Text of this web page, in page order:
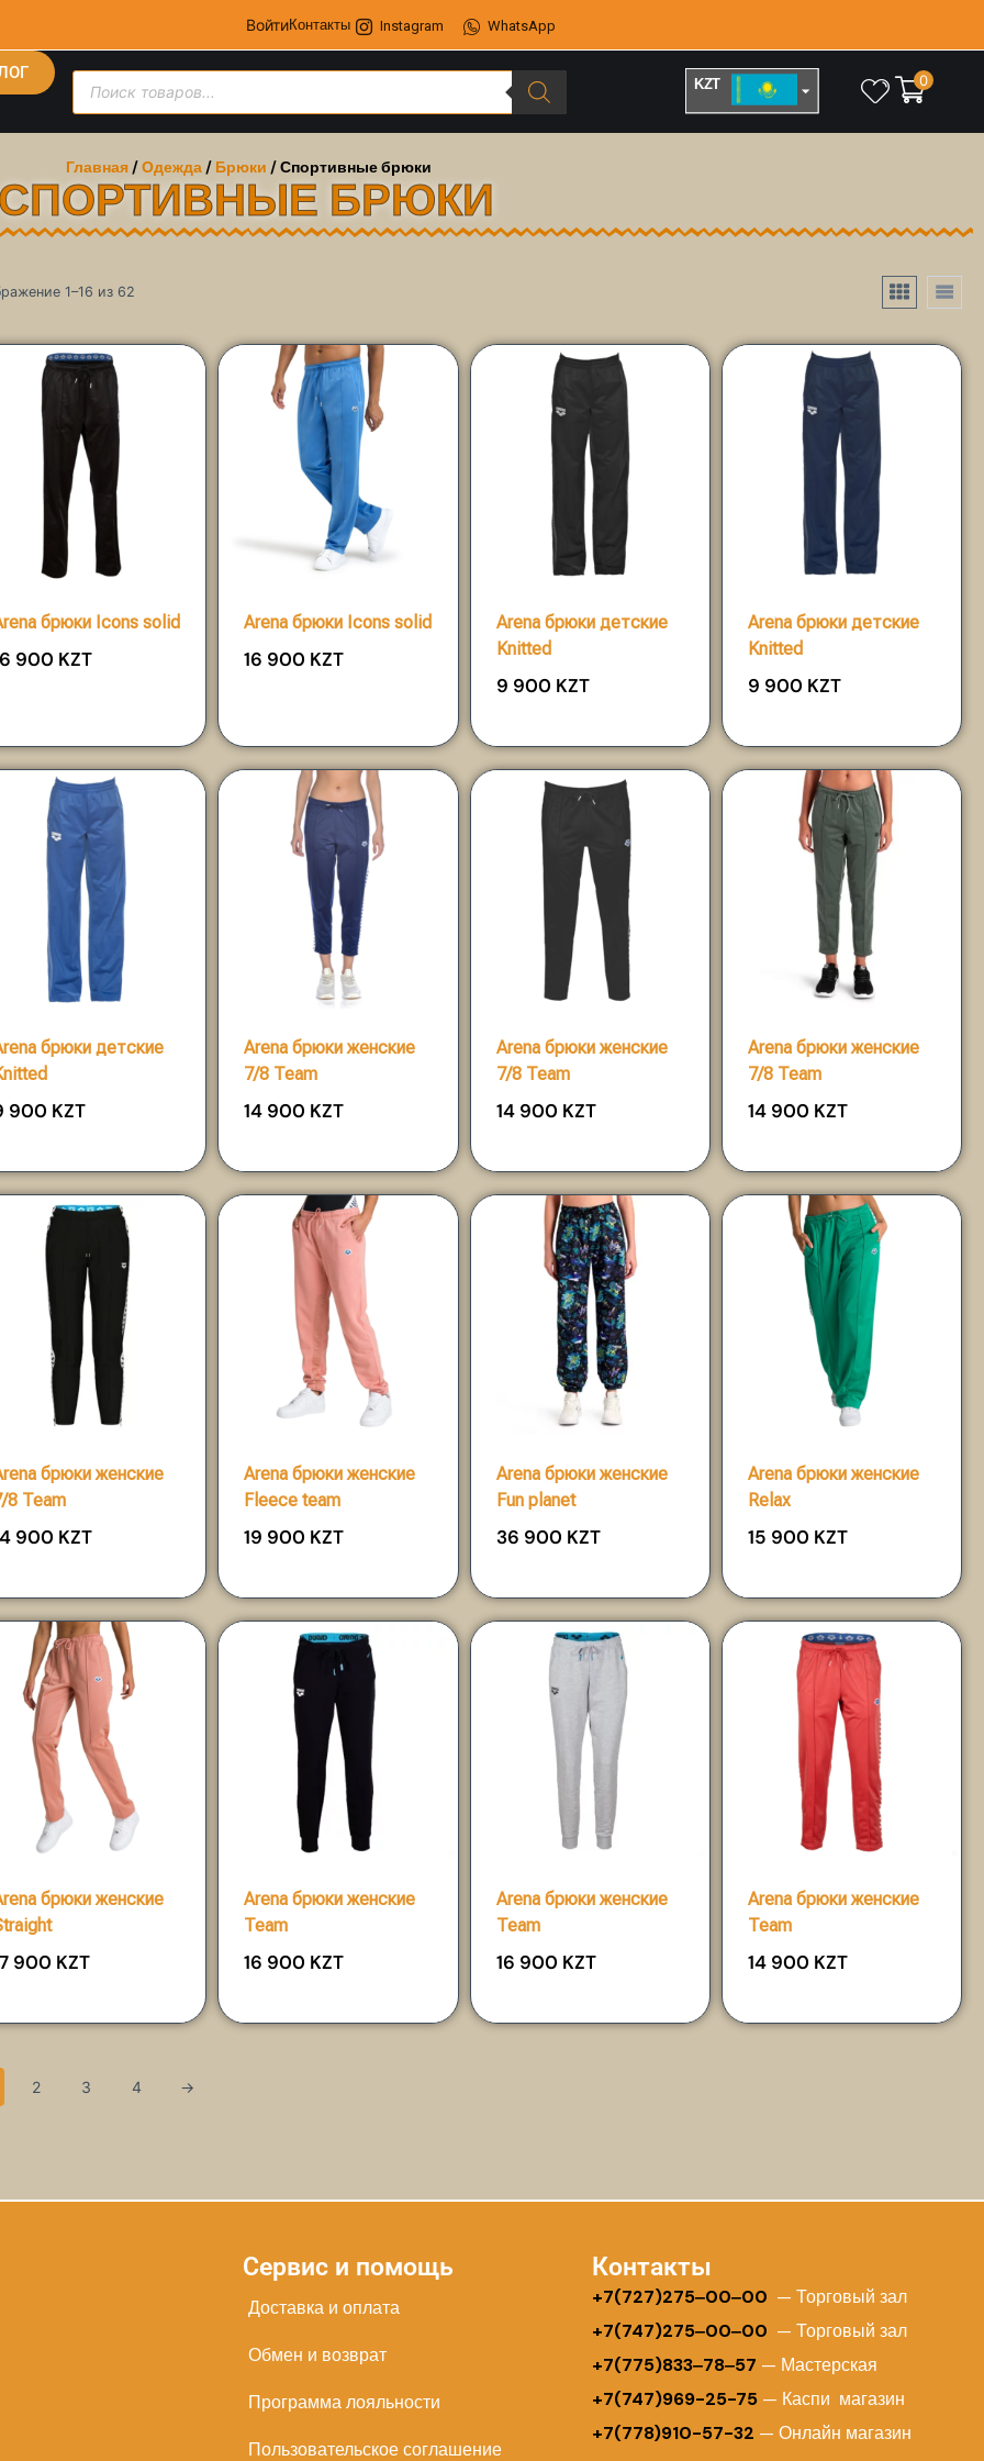
ВойтиКонтакты Instagram WhatsApp
KZT 0
Главная /Одежда / Брюки / Спортивные брюки
БРЮКИ
1–16 из 62
брюки Icons solid
900 KZT
Arena брюки Icons solid
16 900 KZT
Arena брюки детские
Knitted
9 900 KZT
Arena брюки детские
Knitted
9 900 KZT
брюки детские
900 KZT
Arena брюки женские
7/8 Team
14 900 KZT
Arena брюки женские
7/8 Team
14 900 KZT
Arena брюки женские
7/8 Team
14 900 KZT
брюки женские
8 Team
900 KZT
Arena брюки женские
Fleece team
19 900 KZT
Arena брюки женские
Fun planet
36 900 KZT
Arena брюки женские
Relax
15 900 KZT
брюки женские
900 KZT
Arena брюки женские
Team
16 900 KZT
Arena брюки женские
Team
16 900 KZT
Arena брюки женские
Team
14 900 KZT
2 3 4 →
Сервис и помощь
Доставка и оплата
Обмен и возврат
Программа лояльности
Пользовательское соглашение
Контакты
+7(727)275‒00‒00 — Торговый зал
+7(747)275‒00‒00 — Торговый зал
+7(775)833‒78‒57 — Мастерская
+7(747)969-25-75— Каспи магазин
+7(778)910-57-32 — Онлайн магазин